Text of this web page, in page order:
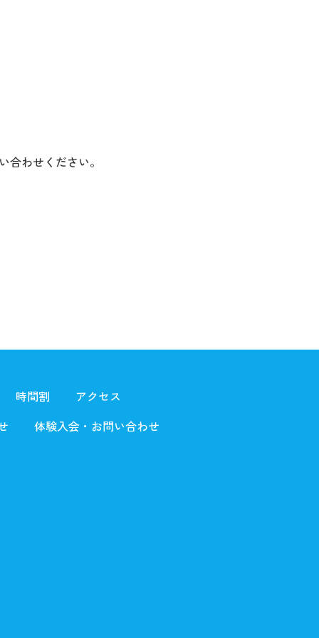
わせください。
時間割
アクセス
体験入会・お問い合わせ